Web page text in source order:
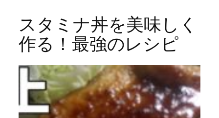
スタミナ丼を美味しく
作る！最強のレシピ